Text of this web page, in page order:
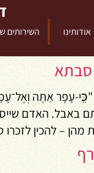
אודותינו השירותים
סבתא
עָפָר אַתָּה
האדם
מהן – להכין